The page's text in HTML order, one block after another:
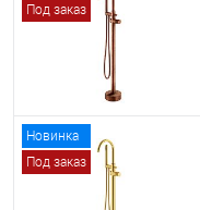
Под заказ
Новинка
Под заказ